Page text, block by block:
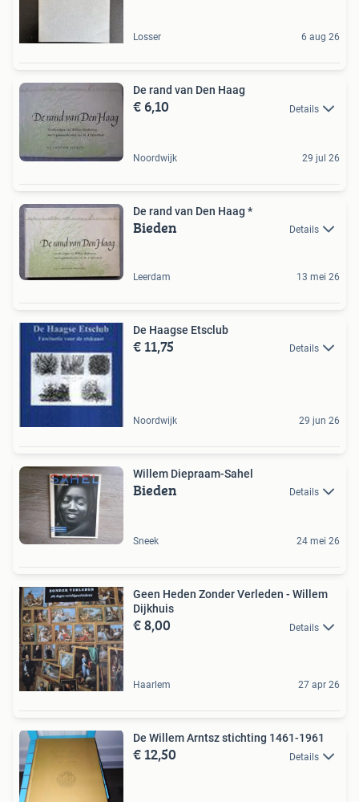
Losser 6 aug 26
De rand van Den Haag
€ 6,10 Details
Noordwijk 29 jul 26
De rand van Den Haag *
Bieden Details
Leerdam 13 mei 26
De Haagse Etsclub
€ 11,75 Details
Noordwijk 29 jun 26
Willem Diepraam-Sahel
Bieden Details
Sneek 24 mei 26
Geen Heden Zonder Verleden - Willem
Dijkhuis
€ 8,00 Details
Haarlem 27 apr 26
De Willem Arntsz stichting 1461-1961
€ 12,50 Details